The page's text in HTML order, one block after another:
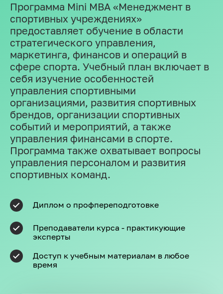
Программа Mini MBA «Менеджмент в
спортивных учреждениях»
предоставляет обучение в области
стратегического управления,
маркетинга, финансов и операций в
сфере спорта. Учебный план включает в
себя изучение особенностей
управления спортивными
организациями, развития спортивных
брендов, организации спортивных
событий и мероприятий, а также
управления финансами в спорте.
Программа также охватывает вопросы
управления персоналом и развития
спортивных команд.
Диплом о профпереподготовке
Преподаватели курса - практикующие
эксперты
Доступ к учебным материалам в любое
время